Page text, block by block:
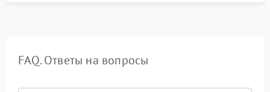
FAQ. Ответы на вопросы